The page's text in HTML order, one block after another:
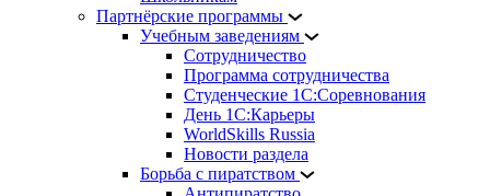
Партнёрские программы
Учебным заведениям
Сотрудничество
Программа сотрудничества
Студенческие 1С:Соревнования
День 1С:Карьеры
WorldSkills Russia
Новости раздела
Борьба с пиратством